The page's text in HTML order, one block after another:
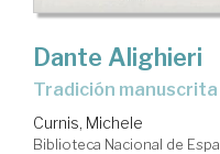
Dante Alighieri
tradición
Curnis, Michele
Biblioteca Nacional de